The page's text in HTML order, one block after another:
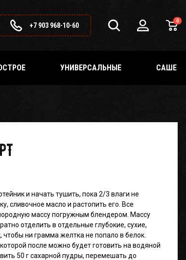
+7 903 968-10-60
0
УНИВЕРСАЛЬНЫЕ САШЕ
и начать тушить, пока 2/3 влаги не
сливочное масло и растопить его. Все
массу погружным блендером. Массу
отделить в отдельные глубокие, сухие,
чтобы ни грамма желтка не попало в белок.
после можно будет готовить на водяной
50 г сахарной пудры, перемешать до